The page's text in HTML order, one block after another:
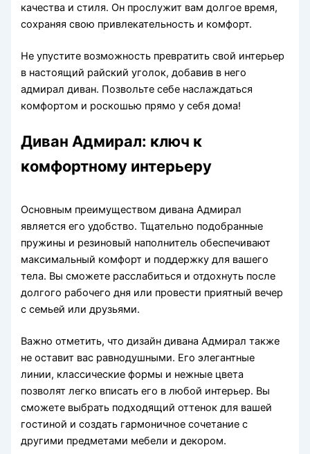
качества и стиля. Он прослужит вам долгое время,
сохраняя свою привлекательность и комфорт.
Не упустите возможность превратить свой интерьер
в настоящий райский уголок, добавив в него
адмирал диван. Позвольте себе наслаждаться
комфортом и роскошью прямо у себя дома!
Диван Адмирал: ключ к
комфортному интерьеру
Основным преимуществом дивана Адмирал
является его удобство. Тщательно подобранные
пружины и резиновый наполнитель обеспечивают
максимальный комфорт и поддержку для вашего
тела. Вы сможете расслабиться и отдохнуть после
долгого рабочего дня или провести приятный вечер
с семьей или друзьями.
Важно отметить, что дизайн дивана Адмирал также
не оставит вас равнодушными. Его элегантные
линии, классические формы и нежные цвета
позволят легко вписать его в любой интерьер. Вы
сможете выбрать подходящий оттенок для вашей
гостиной и создать гармоничное сочетание с
другими предметами мебели и декором.